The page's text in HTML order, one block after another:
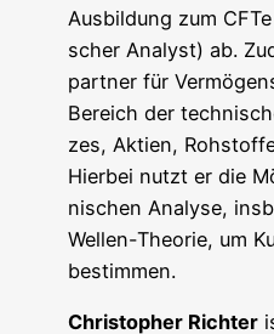
Aus­bil­dung zum
scher Ana­lyst) ab.
part­ner für
Bereich der
zes, Akti­en,
Hier­bei nutzt er die
ni­schen Ana­ly­se,
Wel­len-Theo­rie, um
bestimmen.
Chris­to­pher Rich­ter